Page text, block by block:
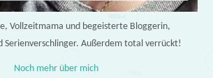
Vollzeitmama und begeisterte Bloggerin,
Serienverschlinger. Außerdem total verrückt!
Noch mehr über mich